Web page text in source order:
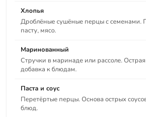
Хлопья
Дроблёные сушёные перцы с семенами.
пасту, мясо.
Маринованный
Стручки в маринаде или рассоле. Острая
добавка к блюдам.
Паста и соус
Перетёртые перцы. Основа острых
блюд.